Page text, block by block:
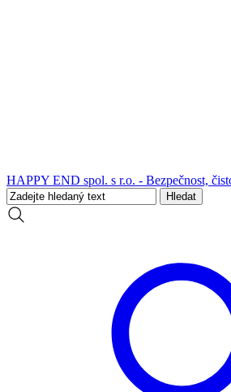
HAPPY END spol. s r.o. - Bezpečnost,